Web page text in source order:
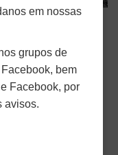
Federal
por
a 2ª Vara
condenou o
Waneir
em nossas
grupos de
bem
Facebook, por
avisos.